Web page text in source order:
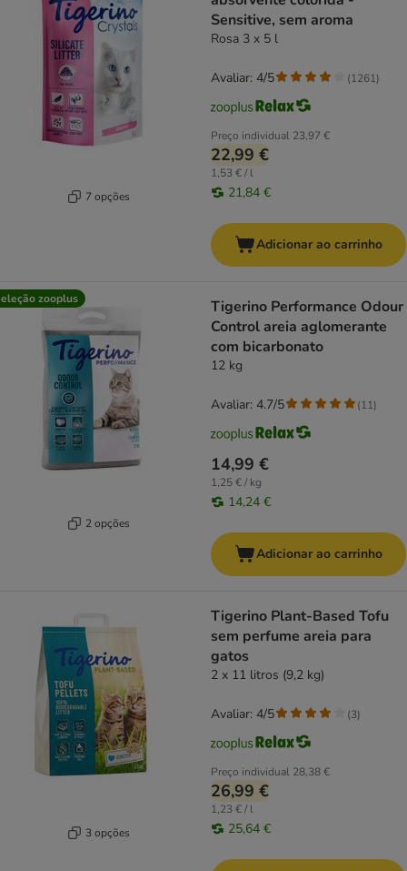
7 opções
Sensitive, sem aroma
Rosa 3 x 5 l
Preço individual 23,97 €
22,99 €
1,53 € / l
21,84 €
Avaliar: 4/5 (1261)
Adicionar ao carrinho
zooplus
2 opções
Tigerino Performance Odour
Control areia aglomerante
com bicarbonato
12 kg
14,99 €
1,25 € / kg
14,24 €
Avaliar: 4.7/5 (11)
Adicionar ao carrinho
3 opções
Tigerino Plant-Based Tofu
sem perfume areia para
gatos
2 x 11 litros (9,2 kg)
Preço individual 28,38 €
26,99 €
1,23 € / l
25,64 €
Avaliar: 4/5 (3)